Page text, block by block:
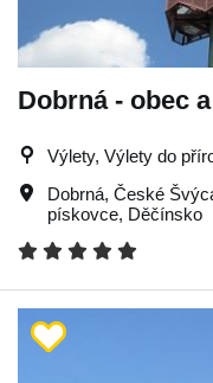
Dobrná - obec
Výlety, Výlety do
Dobrná, České
pískovce, Děčínsko